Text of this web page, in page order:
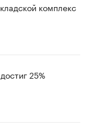
комплекс
25%